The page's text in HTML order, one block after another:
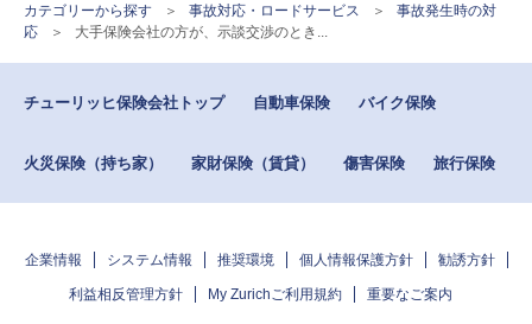
カテゴリーから探す > 事故対応・ロードサービス >
事故発生時の対
応
> 大手保険会社の方が、示談交渉のとき...
チューリッヒ保険会社トップ 自動車保険 バイク保険
火災保険（持ち家） 家財保険（賃貸） 傷害保険 旅行保険
企業情報 システム情報 推奨環境 個人情報保護方針 勧誘方針
利益相反管理方針 My Zurichご利用規約 重要なご案内